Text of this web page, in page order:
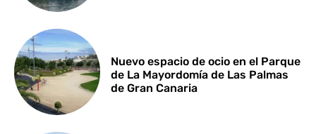
Nuevo espacio de ocio en el Parque
de La Mayordomía de Las Palmas
de Gran Canaria